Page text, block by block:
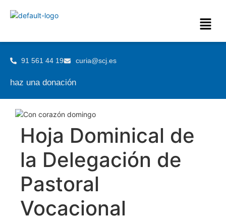
91 561 44 19 curia@scj.es
haz una donación
Hoja Dominical de
la Delegación de
Pastoral
Vocacional